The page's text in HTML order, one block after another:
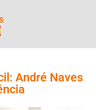
André Naves